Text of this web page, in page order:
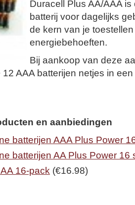
Duracell Plus AA/AAA
batterij voor dagelijks
de kern van je
energiebehoeften.
Bij aankoop van deze
12 AAA batterijen netjes in
en aanbiedingen
batterijen AAA Plus Power
batterijen AA Plus Power 16
16-pack (€16.98)